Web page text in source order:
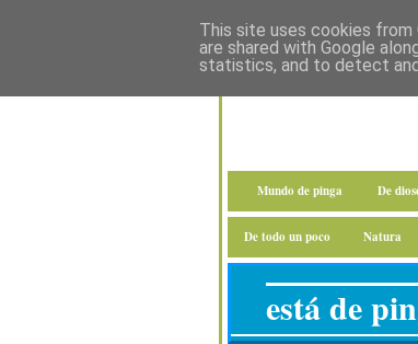
Mundo de pinga De
De todo un poco Natura
está de
This site uses cookies from
are shared with Google
statistics, and to detect